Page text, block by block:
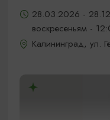
28.03.2026 -
воскресеньям -
Калининград, ул.